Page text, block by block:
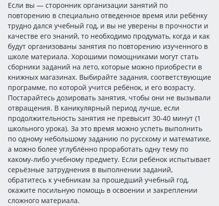
Если вы — сторонник организации занятий по
повторению в специально отведенное время или ребёнку
трудно дался учебный год, и вы не уверены в прочности и
качестве его знаний, то необходимо продумать, когда и как
будут организованы занятия по повторению изученного в
школе материала. Хорошими помощниками могут стать
сборники заданий на лето, которые можно приобрести в
книжных магазинах. Выбирайте задания, соответствующие
программе, по которой учится ребёнок, и его возрасту.
Постарайтесь дозировать занятия, чтобы они не вызывали
отвращения. В каникулярный период лучше, если
продолжительность занятия не превысит 30-40 минут (1
школьного урока). За это время можно успеть выполнить
по одному небольшому заданию по русскому и математике,
а можно более углублённо проработать одну тему по
какому-либо учебному предмету. Если ребёнок испытывает
серьёзные затруднения в выполнении заданий,
обратитесь к учебникам за прошедший учебный год,
окажите посильную помощь в освоении и закреплении
сложного материала.